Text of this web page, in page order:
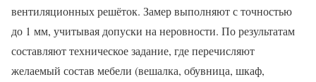
вентиляционных решёток. Замер выполняют с точностью
до 1 мм, учитывая допуски на неровности. По результатам
составляют техническое задание, где перечисляют
желаемый состав мебели (вешалка, обувница, шкаф,